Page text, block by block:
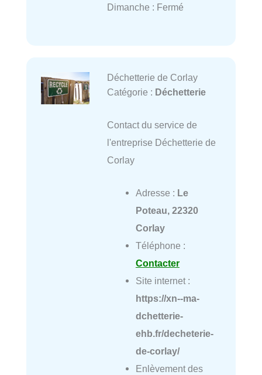
Dimanche : Fermé
Déchetterie de Corlay
Catégorie : Déchetterie
Contact du service de
l'entreprise Déchetterie de
Corlay
Adresse : Le
Poteau, 22320
Corlay
Téléphone :
Contacter
Site internet :
https://xn--ma-
dchetterie-
ehb.fr/decheterie-
de-corlay/
Enlèvement des